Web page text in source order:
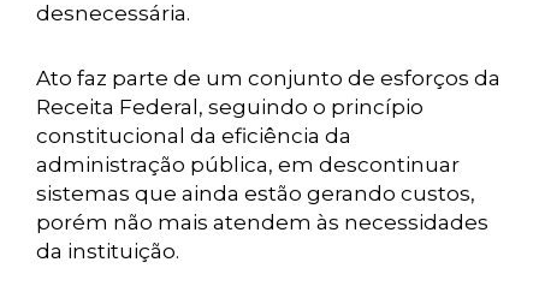
desnecessária.
Ato faz parte de um conjunto de esforços da
Receita Federal, seguindo o princípio
constitucional da eficiência da
administração pública, em descontinuar
sistemas que ainda estão gerando custos,
porém não mais atendem às necessidades
da instituição.